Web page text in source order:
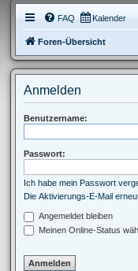
FAQ Kalender
Foren-Übersicht
Anmelden
Benutzername:
Passwort:
Ich habe mein Passwort
Die Aktivierungs-E-Mail
Angemeldet bleiben
Meinen Online-Status